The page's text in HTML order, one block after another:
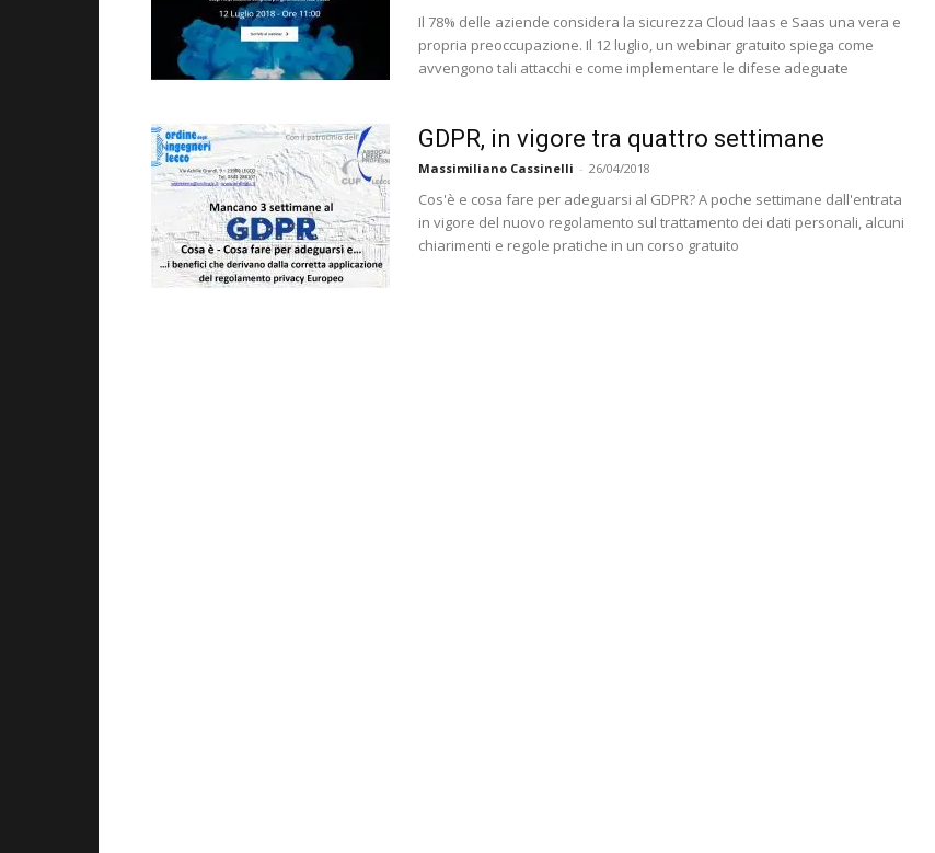
Il 78% delle aziende considera la sicurezza Cloud Iaas e Saas una vera e
propria preoccupazione. Il 12 luglio, un webinar gratuito spiega come
avvengono tali attacchi e come implementare le difese adeguate
GDPR, in vigore tra quattro settimane
Massimiliano Cassinelli - 26/04/2018
Cos'è e cosa fare per adeguarsi al GDPR? A poche settimane dall'entrata
in vigore del nuovo regolamento sul trattamento dei dati personali, alcuni
chiarimenti e regole pratiche in un corso gratuito